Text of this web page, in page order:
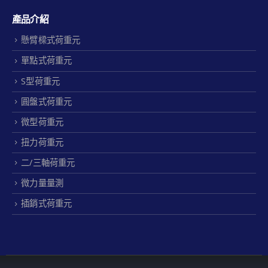
產品介紹
懸臂樑式荷重元
單點式荷重元
S型荷重元
圓盤式荷重元
微型荷重元
扭力荷重元
二/三軸荷重元
微力量量測
插銷式荷重元